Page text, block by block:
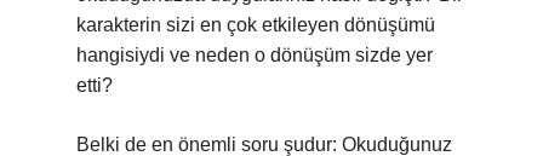
karakterin sizi en çok etkileyen dönüşümü
hangisiydi ve neden o dönüşüm sizde yer
etti?
Belki de en önemli soru şudur: Okuduğunuz